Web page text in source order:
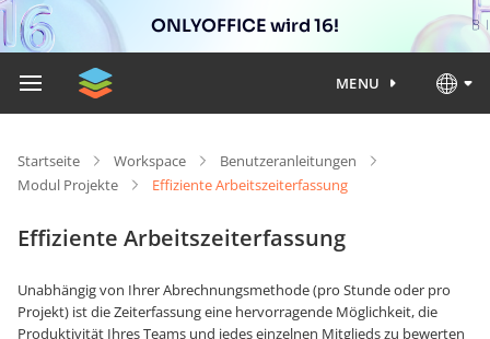
ONLYOFFICE wird 16!
MENU
Startseite Workspace
Benutzeranleitungen
Modul Projekte
Effiziente Arbeitszeiterfassung
Effiziente Arbeitszeiterfassung
Unabhängig von Ihrer Abrechnungsmethode (pro Stunde oder pro
Projekt) ist die Zeiterfassung eine hervorragende Möglichkeit, die
Produktivität Ihres Teams und jedes einzelnen Mitglieds zu bewerten